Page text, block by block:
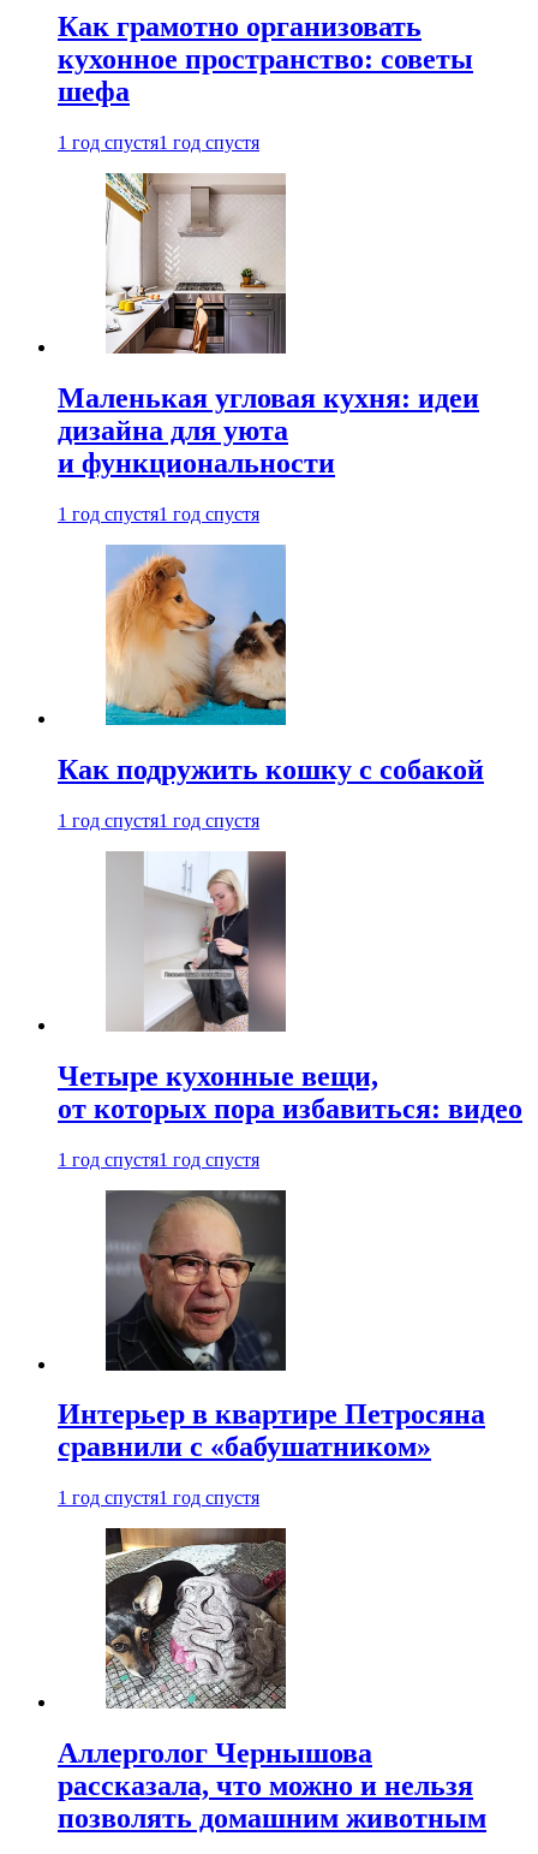
Как грамотно организовать
кухонное пространство: советы
шефа
1 год спустя1 год спустя
Маленькая угловая кухня: идеи
дизайна для уюта
и функциональности
1 год спустя1 год спустя
Как подружить кошку с собакой
1 год спустя1 год спустя
Четыре кухонные вещи,
от которых пора избавиться: видео
1 год спустя1 год спустя
Интерьер в квартире Петросяна
сравнили с «бабушатником»
1 год спустя1 год спустя
Аллерголог Чернышова
рассказала, что можно и нельзя
позволять домашним животным